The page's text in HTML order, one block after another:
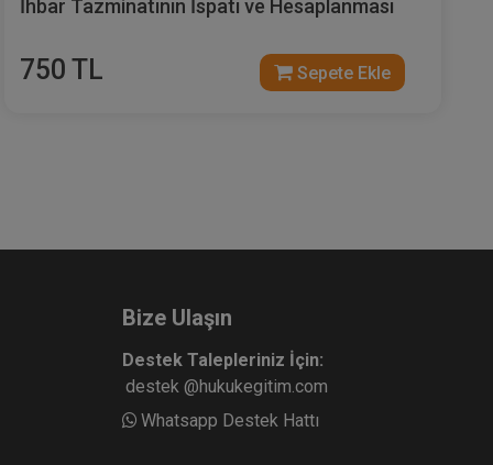
İhbar Tazminatının İspatı ve Hesaplanması
750 TL Sepete Ekle
Bize Ulaşın
Destek Talepleriniz İçin:
destek @hukukegitim.com
Whatsapp Destek Hattı